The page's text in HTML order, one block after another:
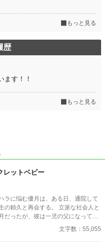
もっと見る
歴
ます！！
もっと見る
レットベビー
ラに悩む優月は、ある日、通院して
の頼久と再会する。 立派な社会人と
だったが、彼は一児の父になってい
人で育てるシングルファザー。 優
とができるのか、そして子どもって
文字数：55,055